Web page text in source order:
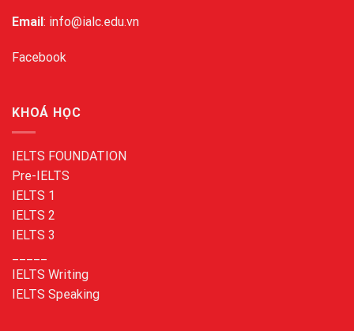
Email: info@ialc.edu.vn
Facebook
KHOÁ HỌC
IELTS FOUNDATION
Pre-IELTS
IELTS 1
IELTS 2
IELTS 3
IELTS Writing
IELTS Speaking